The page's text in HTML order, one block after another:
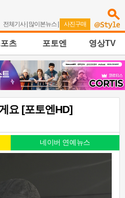
전체기사| 많이본뉴스 | 사진구매
츠 포토엔 영상TV
요 [포토엔HD]
네이버 연예뉴스